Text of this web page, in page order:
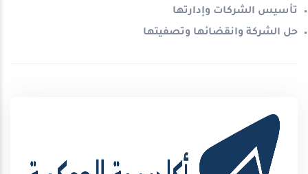
تأسيس الشركات وإدارتها
حل الشركة وانقضائها وتصفيتها